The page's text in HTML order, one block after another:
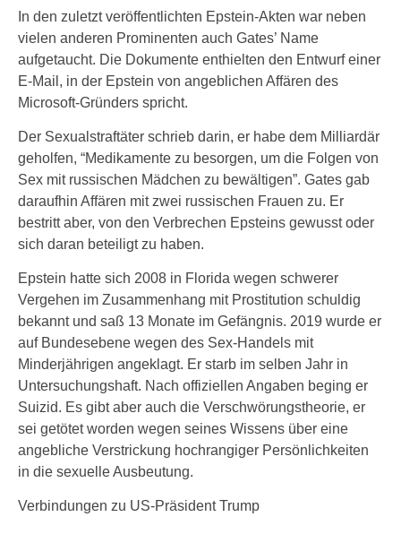
In den zuletzt veröffentlichten Epstein-Akten war neben
vielen anderen Prominenten auch Gates’ Name
aufgetaucht. Die Dokumente enthielten den Entwurf einer
E-Mail, in der Epstein von angeblichen Affären des
Microsoft-Gründers spricht.
Der Sexualstraftäter schrieb darin, er habe dem Milliardär
geholfen, “Medikamente zu besorgen, um die Folgen von
Sex mit russischen Mädchen zu bewältigen”. Gates gab
daraufhin Affären mit zwei russischen Frauen zu. Er
bestritt aber, von den Verbrechen Epsteins gewusst oder
sich daran beteiligt zu haben.
Epstein hatte sich 2008 in Florida wegen schwerer
Vergehen im Zusammenhang mit Prostitution schuldig
bekannt und saß 13 Monate im Gefängnis. 2019 wurde er
auf Bundesebene wegen des Sex-Handels mit
Minderjährigen angeklagt. Er starb im selben Jahr in
Untersuchungshaft. Nach offiziellen Angaben beging er
Suizid. Es gibt aber auch die Verschwörungstheorie, er
sei getötet worden wegen seines Wissens über eine
angebliche Verstrickung hochrangiger Persönlichkeiten
in die sexuelle Ausbeutung.
Verbindungen zu US-Präsident Trump